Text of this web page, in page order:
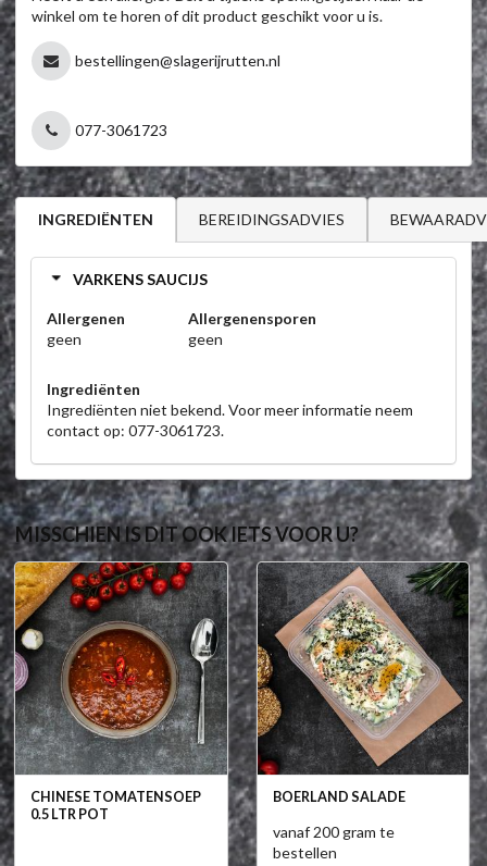
winkel om te horen of dit product geschikt voor u is.
bestellingen@slagerijrutten.nl
077-3061723
INGREDIËNTEN BEREIDINGSADVIES
VARKENS SAUCIJS
Allergenen
geen
Allergenensporen
geen
Ingrediënten
Ingrediënten niet bekend. Voor meer informatie neem
contact op: 077-3061723.
MISSCHIEN IS DIT OOK IETS VOOR U?
CHINESE TOMATENSOEP
0.5 LTR POT
BOERLAND SALADE
vanaf 200 gram te
bestellen